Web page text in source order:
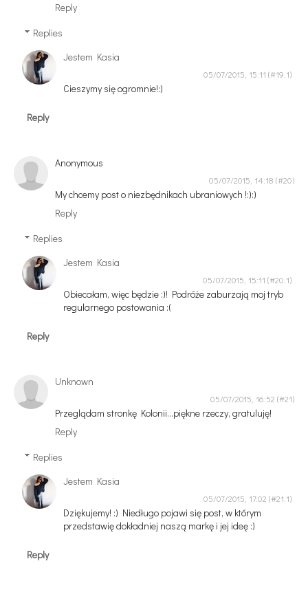
Reply
Replies
Jestem Kasia
05/07/2015, 15:11
Cieszymy się ogromnie!:)
Reply
Anonymous
05/07/2015, 14:18
My chcemy post o niezbędnikach ubraniowych !:):)
Reply
Replies
Jestem Kasia
05/07/2015, 15:11
Obiecałam, więc będzie :)! Podróże zaburzają moj tryb
regularnego postowania :(
Reply
Unknown
05/07/2015, 16:52
Przeglądam stronkę Kolonii...piękne rzeczy, gratuluję!
Reply
Replies
Jestem Kasia
05/07/2015, 17:02
Dziękujemy! :) Niedługo pojawi się post, w którym
przedstawię dokładniej naszą markę i jej ideę :)
Reply